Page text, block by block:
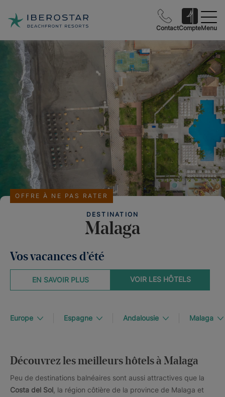
ContactCompteMenu
DESTINATION
Malaga
OFFRE À NE PAS RATER
Vos vacances d’été
VOIR LES HÔTELS
EN SAVOIR PLUS
Europe Espagne Andalousie Malaga
Découvrez les meilleurs hôtels à Malaga
Peu de destinations balnéaires sont aussi attractives que la
Costa del Sol , la région côtière de la province de Malaga et